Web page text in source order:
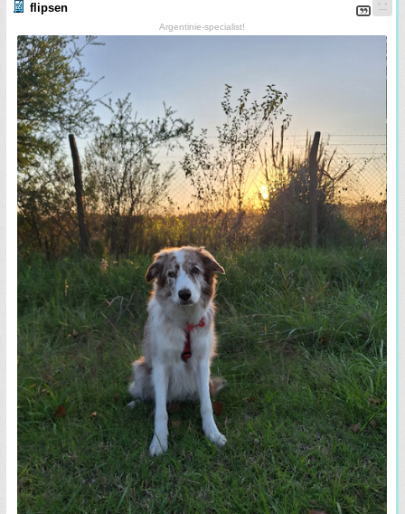
flipsen
Argentinie-specialist!